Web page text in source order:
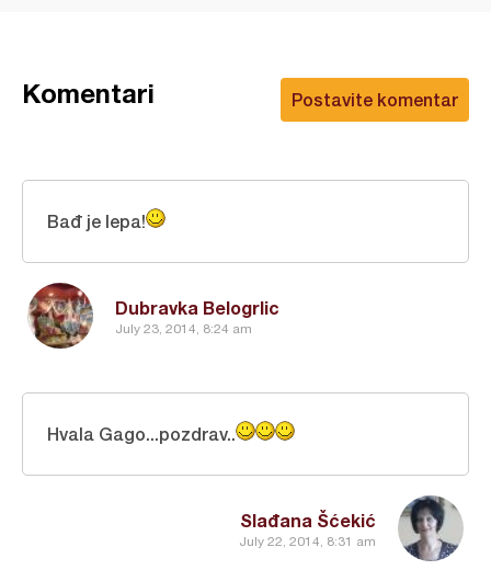
Postavite komentar
Komentari
Dubravka Belogrlic
July 23, 2014, 8:24 am
Bađ je lepa!
Slađana Šćekić
July 22, 2014, 8:31 am
Hvala Gago...pozdrav..